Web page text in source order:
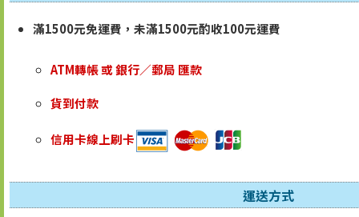
滿1500元免運費，未滿1500元酌收100元運費
ATM轉帳 或 銀行／郵局 匯款
貨到付款
信用卡線上刷卡
運送方式